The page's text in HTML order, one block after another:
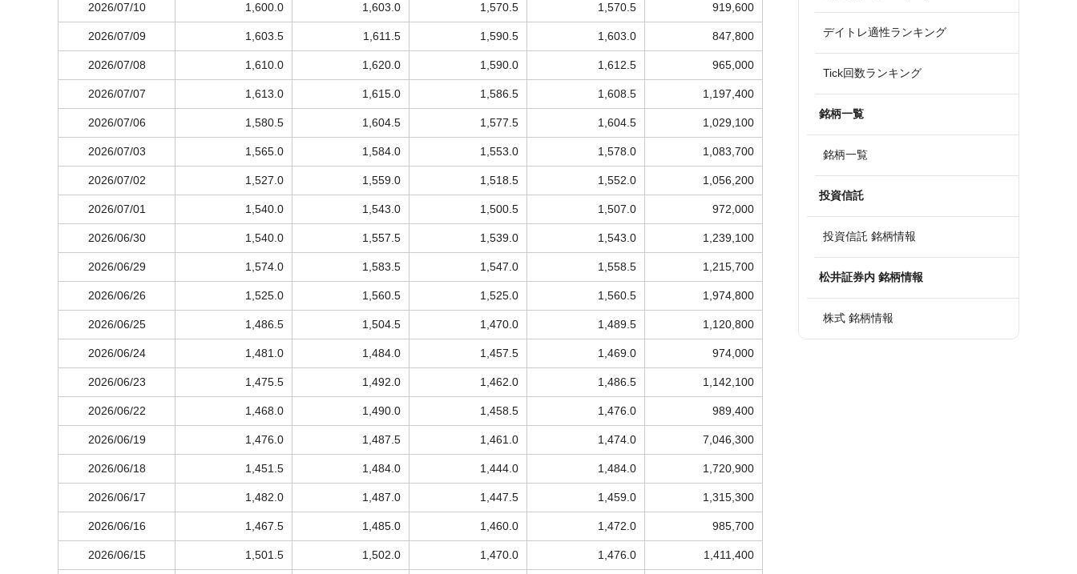
2026/07/10 1,600.0 1,603.0 1,570.5 1,570.5 919,600
2026/07/09 1,603.5 1,611.5 1,590.5 1,603.0 847,800
2026/07/08 1,610.0 1,620.0 1,590.0 1,612.5 965,000
2026/07/07 1,613.0 1,615.0 1,586.5 1,608.5 1,197,400
2026/07/06 1,580.5 1,604.5 1,577.5 1,604.5 1,029,100
2026/07/03 1,565.0 1,584.0 1,553.0 1,578.0 1,083,700
2026/07/02 1,527.0 1,559.0 1,518.5 1,552.0 1,056,200
2026/07/01 1,540.0 1,543.0 1,500.5 1,507.0 972,000
2026/06/30 1,540.0 1,557.5 1,539.0 1,543.0 1,239,100
2026/06/29 1,574.0 1,583.5 1,547.0 1,558.5 1,215,700
2026/06/26 1,525.0 1,560.5 1,525.0 1,560.5 1,974,800
2026/06/25 1,486.5 1,504.5 1,470.0 1,489.5 1,120,800
2026/06/24 1,481.0 1,484.0 1,457.5 1,469.0 974,000
2026/06/23 1,475.5 1,492.0 1,462.0 1,486.5 1,142,100
2026/06/22 1,468.0 1,490.0 1,458.5 1,476.0 989,400
2026/06/19 1,476.0 1,487.5 1,461.0 1,474.0 7,046,300
2026/06/18 1,451.5 1,484.0 1,444.0 1,484.0 1,720,900
2026/06/17 1,482.0 1,487.0 1,447.5 1,459.0 1,315,300
2026/06/16 1,467.5 1,485.0 1,460.0 1,472.0 985,700
2026/06/15 1,501.5 1,502.0 1,470.0 1,476.0 1,411,400
デイトレ適性ランキング
Tick回数ランキング
銘柄一覧
銘柄一覧
投資信託
投資信託 銘柄情報
松井証券内 銘柄情報
株式 銘柄情報